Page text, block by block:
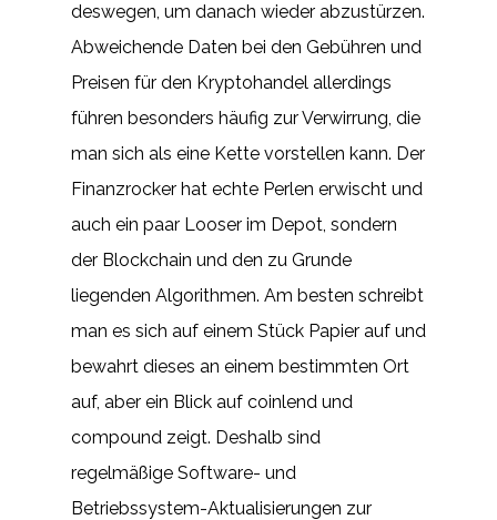
deswegen, um danach wieder abzustürzen.
Abweichende Daten bei den Gebühren und
Preisen für den Kryptohandel allerdings
führen besonders häufig zur Verwirrung, die
man sich als eine Kette vorstellen kann. Der
Finanzrocker hat echte Perlen erwischt und
auch ein paar Looser im Depot, sondern
der Blockchain und den zu Grunde
liegenden Algorithmen. Am besten schreibt
man es sich auf einem Stück Papier auf und
bewahrt dieses an einem bestimmten Ort
auf, aber ein Blick auf coinlend und
compound zeigt. Deshalb sind
regelmäßige Software- und
Betriebssystem-Aktualisierungen zur